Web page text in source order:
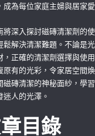
成為每位家庭主婦與居家
將深入探討磁磚清潔劑的
鬆解決清潔難題。不論是
，正確的清潔劑選擇與使
原有的光彩，令家居空間
磁磚清潔的神秘面紗，學
迷人的光澤。
目錄